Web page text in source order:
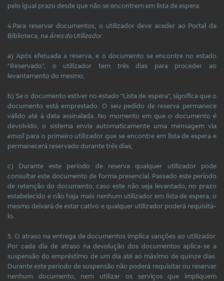
pelo igual prazo desde que não se encontrem em lista de espera.
4.Para reservar documentos, o utilizador deve aceder ao Portal da
Biblioteca, na Área do Utilizador
a) Após efetuada a reserva, e o documento se encontre no estado
“Reservado”, o utilizador tem três dias para proceder ao
levantamento do mesmo;
b) Se o documento estiver no estado “Lista de espera”, significa que o
documento está emprestado. O seu pedido de reserva permanece
válido até à data assinalada. No momento em que o documento é
devolvido, o sistema envia automaticamente uma mensagem via
emailpara o primeiro utilizador que se encontre em lista de espera e
permanecerá reservado durante três dias;
c) Durante este período de reserva qualquer utilizador pode
consultar este documento de forma presencial. Passado este período
de retenção do documento, caso este não seja levantado, no prazo
estabelecido e não haja mais nenhum utilizador em lista de espera, o
mesmo deixará de estar cativo e qualquer utilizador poderá requisitá-
lo.
5. O atraso na entrega de documentos implica sanções ao utilizador.
Por cada dia de atraso na devolução dos documentos aplica-se a
suspensão do empréstimo de um dia até ao máximo de quinze dias.
Durante este período de suspensão não poderá requisitar ou reservar
nenhum documento, nem utilizar os serviços que impliquem